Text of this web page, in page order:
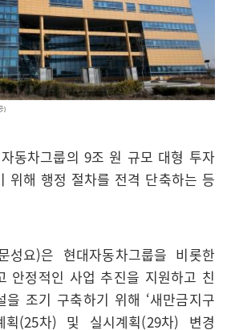
동차그룹의 9조 원 규모 대형 투자
위해 행정 절차를 전격 단축하는 등
성요)은 현대자동차그룹을 비롯한
안정적인 사업 추진을 지원하고 친
을 조기 구축하기 위해 ‘새만금지구
획(25차) 및 실시계획(29차) 변경